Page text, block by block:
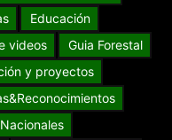
Educación
videos
Guia Forestal
y proyectos